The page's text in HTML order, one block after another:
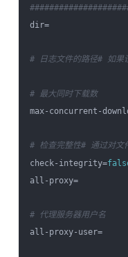
dir=
# 日志文件的路径# 如果
# 最大同时下载数
max-concurrent-
# 检查完整性# 通过对文
check-integrity=
all-proxy=
# 代理服务器用户名
all-proxy-user=